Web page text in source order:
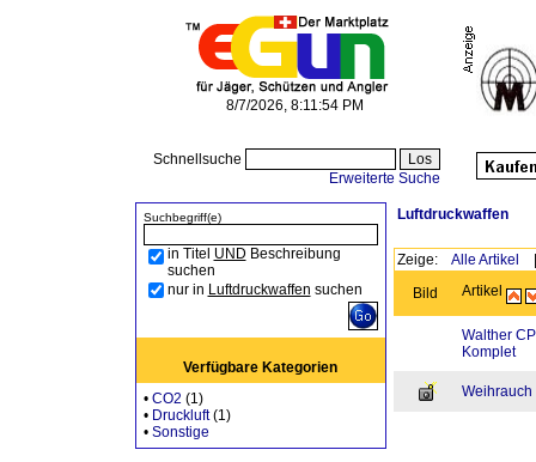
8/7/2026, 8:11:54 PM
Schnellsuche
Erweiterte Suche
Suchbegriff(e)
in Titel UND Beschreibung
suchen
nur in Luftdruckwaffen suchen
Verfügbare Kategorien
• CO2 (1)
• Druckluft (1)
• Sonstige
Luftdruckwaffen
Zeige: Alle Artikel
Bild
Artikel
Walther
Komplet
Weihrauch